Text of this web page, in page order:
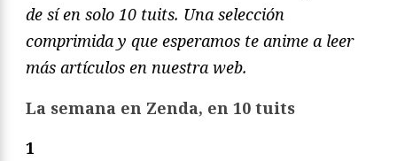
de sí en solo 10 tuits. Una selección
comprimida y que esperamos te anime a leer
más artículos en nuestra web.
La semana en Zenda, en 10 tuits
1